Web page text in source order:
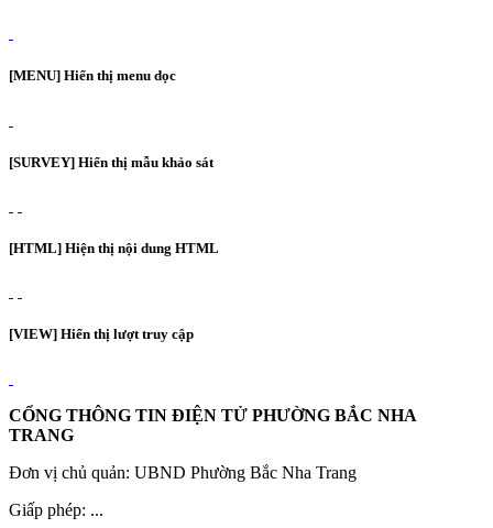
[MENU] Hiển thị menu dọc
[SURVEY] Hiển thị mẫu khảo sát
[HTML] Hiện thị nội dung HTML
[VIEW] Hiển thị lượt truy cập
CỔNG THÔNG TIN ĐIỆN TỬ PHƯỜNG BẮC NHA
TRANG
Đơn vị chủ quản: UBND Phường Bắc Nha Trang
Giấp phép: ...